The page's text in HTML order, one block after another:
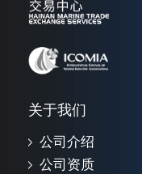
关于我们
公司介绍
公司资质